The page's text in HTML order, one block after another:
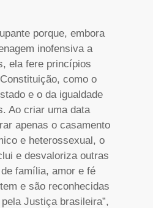
porque, embora
inofensiva a
ela fere princípios
como o
e o da igualdade
Ao criar uma data
apenas o casamento
e heterossexual, o
e desvaloriza outras
família, amor e fé
e são reconhecidas
Justiça brasileira”,